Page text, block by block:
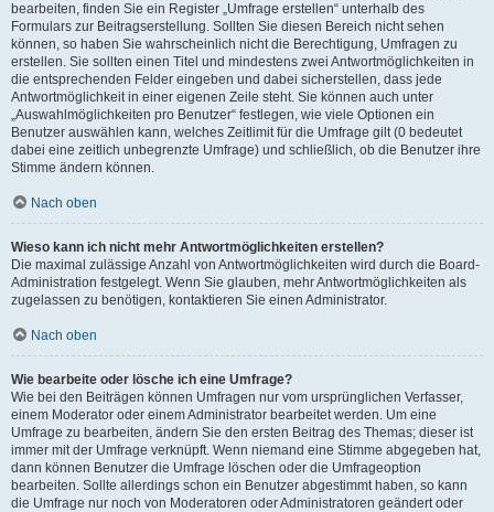
bearbeiten, finden Sie ein Register „Umfrage erstellen“ unterhalb des
Formulars zur Beitragserstellung. Sollten Sie diesen Bereich nicht sehen
können, so haben Sie wahrscheinlich nicht die Berechtigung, Umfragen zu
erstellen. Sie sollten einen Titel und mindestens zwei Antwortmöglichkeiten in
die entsprechenden Felder eingeben und dabei sicherstellen, dass jede
Antwortmöglichkeit in einer eigenen Zeile steht. Sie können auch unter
„Auswahlmöglichkeiten pro Benutzer“ festlegen, wie viele Optionen ein
Benutzer auswählen kann, welches Zeitlimit für die Umfrage gilt (0 bedeutet
dabei eine zeitlich unbegrenzte Umfrage) und schließlich, ob die Benutzer ihre
Stimme ändern können.
Nach oben
Wieso kann ich nicht mehr Antwortmöglichkeiten erstellen?
Die maximal zulässige Anzahl von Antwortmöglichkeiten wird durch die Board-
Administration festgelegt. Wenn Sie glauben, mehr Antwortmöglichkeiten als
zugelassen zu benötigen, kontaktieren Sie einen Administrator.
Nach oben
Wie bearbeite oder lösche ich eine Umfrage?
Wie bei den Beiträgen können Umfragen nur vom ursprünglichen Verfasser,
einem Moderator oder einem Administrator bearbeitet werden. Um eine
Umfrage zu bearbeiten, ändern Sie den ersten Beitrag des Themas; dieser ist
immer mit der Umfrage verknüpft. Wenn niemand eine Stimme abgegeben hat,
dann können Benutzer die Umfrage löschen oder die Umfrageoption
bearbeiten. Sollte allerdings schon ein Benutzer abgestimmt haben, so kann
die Umfrage nur noch von Moderatoren oder Administratoren geändert oder